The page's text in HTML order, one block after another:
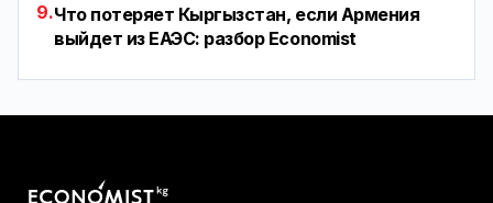
9.Что потеряет Кыргызстан, если Армения
выйдет из ЕАЭС: разбор Economist